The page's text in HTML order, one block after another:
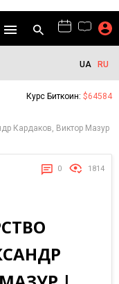
UA RU
Курс Биткоин: $64584
Кардаков, Виктор Мазур
0 1814